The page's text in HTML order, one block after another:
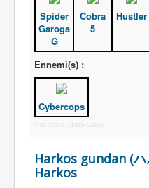
Spider
Garoga
G
Cobra
5
Hustler
Ennemi(s) :
Cybercops
Harkos gundan (
Harkos